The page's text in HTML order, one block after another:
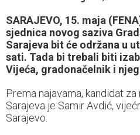
SARAJEVO, 15. maja
sjednica novog saziva
Sarajeva bit će održana u
sati. Tada bi trebali biti
Vijeća, gradonačelnik i
Prema najavama, kandidat
Sarajeva je Samir Avdić,
Sarajevo.